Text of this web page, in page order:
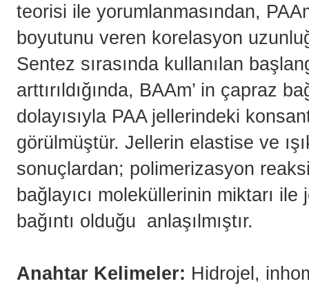
teorisi ile yorumlanmasından,
boyutunu veren korelasyon
Sentez sırasında kullanılan
arttırıldığında, BAAm’ in çapraz
dolayısıyla PAA jellerindeki
görülmüştür. Jellerin elastise ve
sonuçlardan; polimerizasyon
bağlayıcı moleküllerinin miktarı
bağıntı olduğu anlaşılmıştır.
Anahtar Kelimeler: Hidrojel,